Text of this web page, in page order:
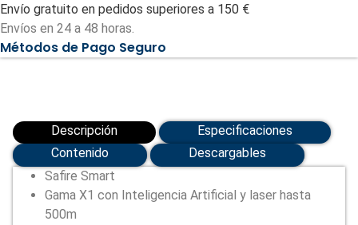
gama
X1
Inteligencia
Artificial
(SF-
Envío gratuito en pedidos superiores a 150 €
Envíos en 24 a 48 horas.
Métodos de Pago Seguro
Descripción
Especificaciones
Contenido
Descargables
Safire Smart
Gama X1 con Inteligencia Artificial y laser hasta
500m